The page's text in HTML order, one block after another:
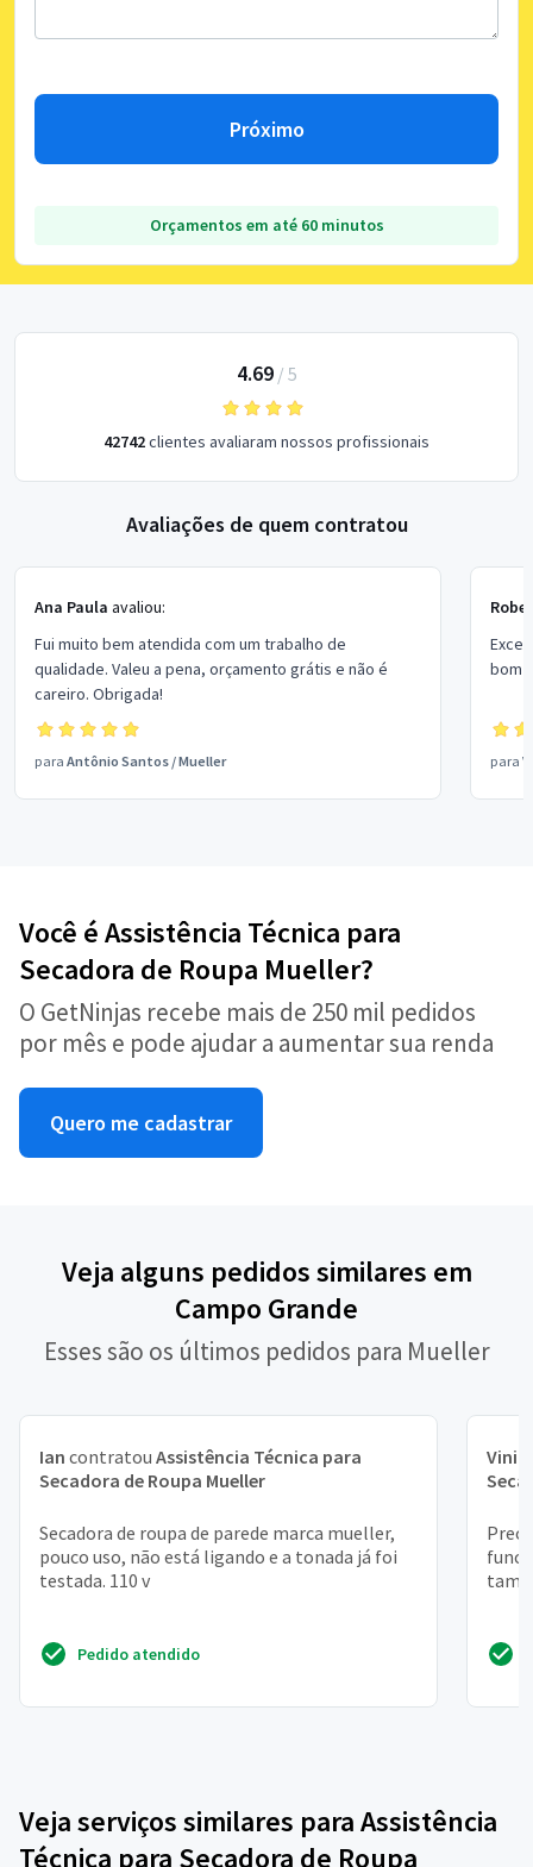
Próximo
Orçamentos em até 60 minutos
4.69/ 5
42742clientes avaliaram nossos profissionais
Avaliações de quem contratou
Ana Paula avaliou:
Fui muito bem atendida com um trabalho de
qualidade. Valeu a pena, orçamento grátis e não é
careiro. Obrigada!
para Antônio Santos /Mueller
bom
para
Você é Assistência Técnica para
Secadora de Roupa Mueller?
O GetNinjas recebe mais de 250 mil pedidos
por mês e pode ajudar a aumentar sua renda
Quero me cadastrar
Veja alguns pedidos similares em
Campo Grande
Esses são os últimos pedidos para Mueller
Ian contratou Assistência Técnica para
Secadora de Roupa Mueller
Secadora de roupa de parede marca mueller,
pouco uso, não está ligando e a tonada já foi
testada. 110 v
Pedido atendido
Veja serviços similares para Assistência
Técnica para Secadora de Roupa